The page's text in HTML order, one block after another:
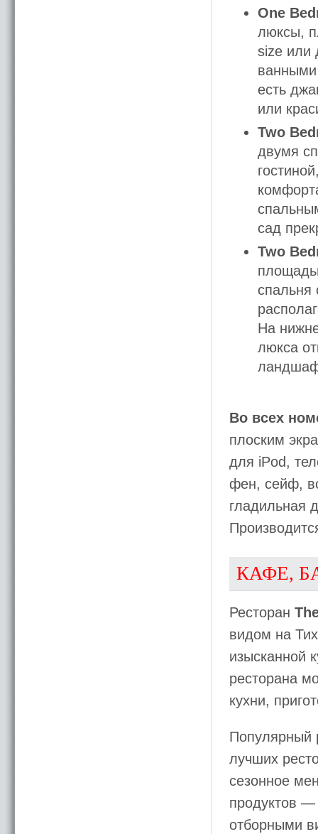
One
люксы,
size или
есть
или
Two
двумя
сад
Two
спальня
На
люкса
Во всех
плоским
для iPod,
фен, сейф,
гладильная
КАФЕ,
Ресторан
видом на
изысканной
ресторана
кухни,
Популярный
лучших
сезонное
продуктов
отборными